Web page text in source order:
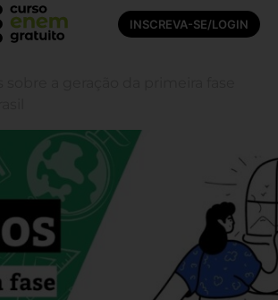
INSCREVA-SE/LOGIN